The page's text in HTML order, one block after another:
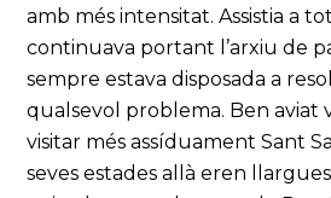
amb més intensitat. Assistia a
continuava portant l’arxiu de
sempre estava disposada a
qualsevol problema. Ben aviat
visitar més assíduament Sant
seves estades allà eren